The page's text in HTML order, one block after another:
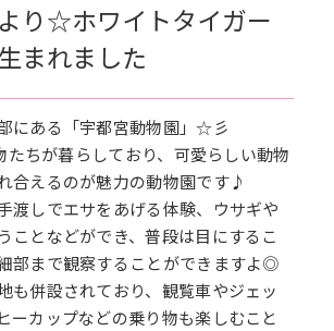
り☆ホワイトタイガー
まれました
にある「宇都宮動物園」☆彡
たちが暮らしており、可愛らしい動物
合えるのが魅力の動物園です♪
渡しでエサをあげる体験、ウサギや
ことなどができ、普段は目にするこ
部まで観察することができますよ◎
も併設されており、観覧車やジェッ
ーカップなどの乗り物も楽しむこと